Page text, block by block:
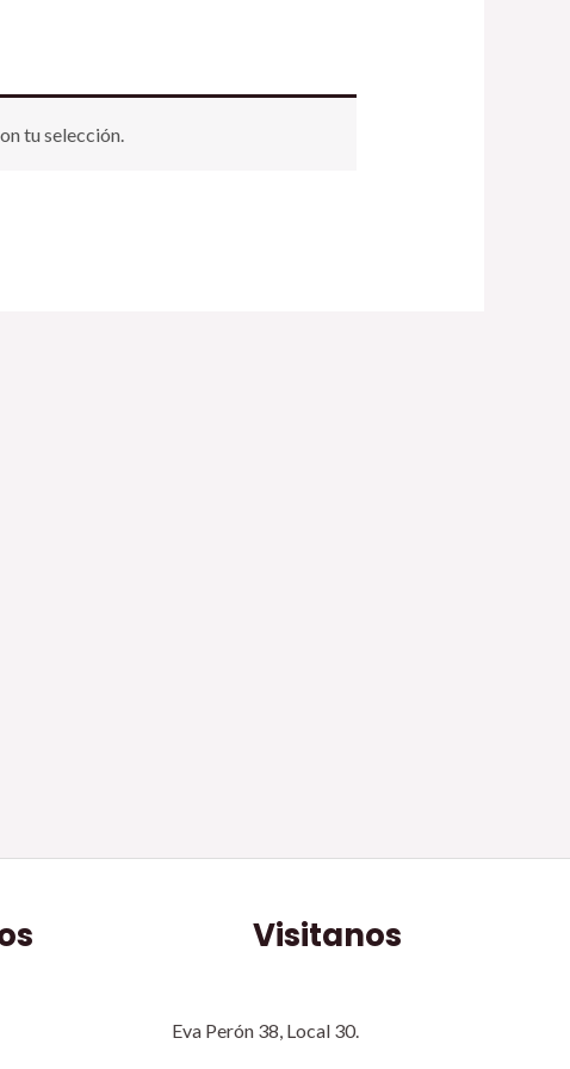
tu selección.
Visitanos
Eva Perón 38, Local 30.